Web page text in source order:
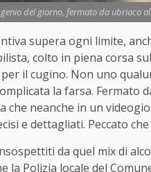
del giorno, fermato da ubriaco
supera ogni limite,
colto in piena corsa
il cugino. Non uno
la farsa. Fermato
neanche in un
e dettagliati. Peccato
da quel mix di
la Polizia locale del